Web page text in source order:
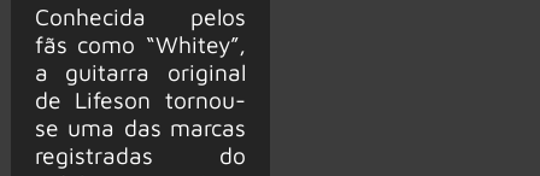
Conhecida pelos
fãs como “Whitey”,
a guitarra original
de Lifeson tornou-
se uma das marcas
registradas do